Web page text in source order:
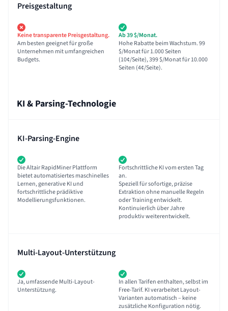
Preisgestaltung
Keine transparente Preisgestaltung.
Am besten geeignet für große
Unternehmen mit umfangreichen
Budgets.
Ab 39 $/Monat.
Hohe Rabatte beim Wachstum. 99
$/Monat für 1.000 Seiten
(10¢/Seite), 399 $/Monat für 10.000
Seiten (4¢/Seite).
KI & Parsing-Technologie
KI-Parsing-Engine
Die Altair RapidMiner Plattform
bietet automatisiertes maschinelles
Lernen, generative KI und
fortschrittliche prädiktive
Modellierungsfunktionen.
Fortschrittliche KI vom ersten Tag
an.
Speziell für sofortige, präzise
Extraktion ohne manuelle Regeln
oder Training entwickelt.
Kontinuierlich über Jahre
produktiv weiterentwickelt.
Multi-Layout-Unterstützung
Ja, umfassende Multi-Layout-
Unterstützung.
In allen Tarifen enthalten, selbst im
Free-Tarif. KI verarbeitet Layout-
Varianten automatisch – keine
zusätzliche Konfiguration nötig.